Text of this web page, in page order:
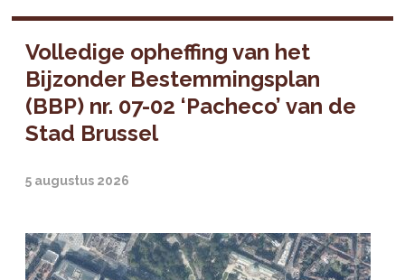
Volledige opheffing van het
Bijzonder Bestemmingsplan
(BBP) nr. 07-02 ‘Pacheco’ van de
Stad Brussel
5 augustus 2026